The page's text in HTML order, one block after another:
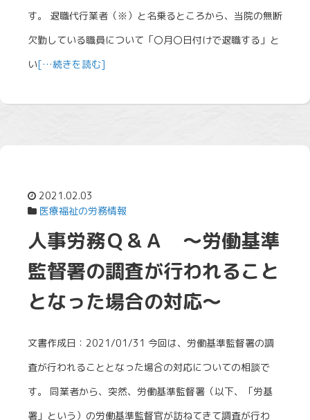
す。 退職代行業者（※）と名乗るところから、当院の無断
欠勤している職員について「〇月〇日付けで退職する」と
い[…続きを読む]
2021.02.03
医療福祉の労務情報
人事労務Ｑ＆Ａ ～労働基準
監督署の調査が行われること
となった場合の対応～
文書作成日：2021/01/31 今回は、労働基準監督署の調
査が行われることとなった場合の対応についての相談で
す。 同業者から、突然、労働基準監督署（以下、「労基
署」という）の労働基準監督官が訪ねてきて調査が行わ